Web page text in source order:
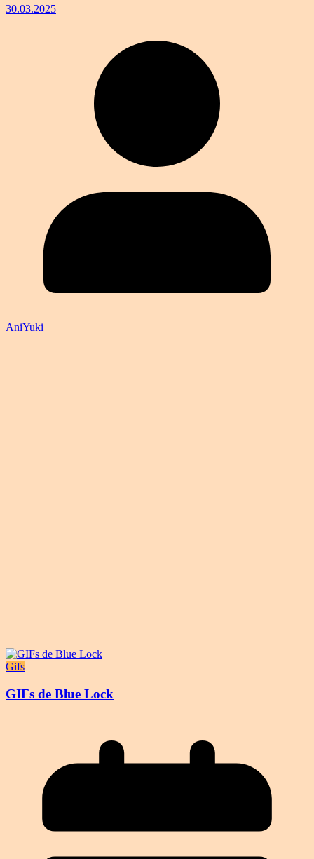
30.03.2025
AniYuki
Gifs
GIFs de Blue Lock